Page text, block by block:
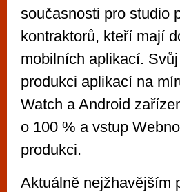
současnosti pro studio
kontraktorů, kteří mají
mobilních aplikací.
produkci aplikací na
Watch a Android
o 100 % a vstup
produkci.
Aktuálně nejžhavějším